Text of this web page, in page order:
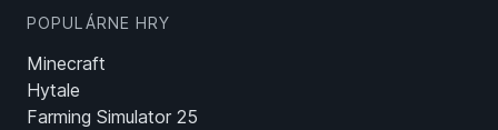
POPULÁRNE HRY
Minecraft
Hytale
Farming Simulator 25